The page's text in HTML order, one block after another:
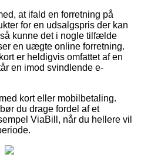
at ifald en forretning på
for en udsalgspris der kan
kunne det i nogle tilfælde
en uægte online forretning.
er heldigvis omfattet af en
en imod svindlende e-
kort eller mobilbetaling.
du drage fordel af et
ViaBill, når du hellere vil